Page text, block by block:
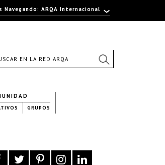
GRUPOS
Navegando: ARQA Internacional